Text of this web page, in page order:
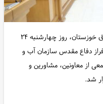
به گزارش شبکه خبری سازمان آب و برق خوزستان، روز چهارشنبه ۲۴
سرافراز دفاع مقدس سازمان آب و
از معاونین، مشاورین و
شد.